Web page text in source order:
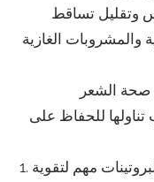
وتقليل تساقط
والمشروبات الغازية
صحة الشعر
للحفاظ على
1. البروتينات: تناول كميات كافية من البروتينات مهم لتقوية